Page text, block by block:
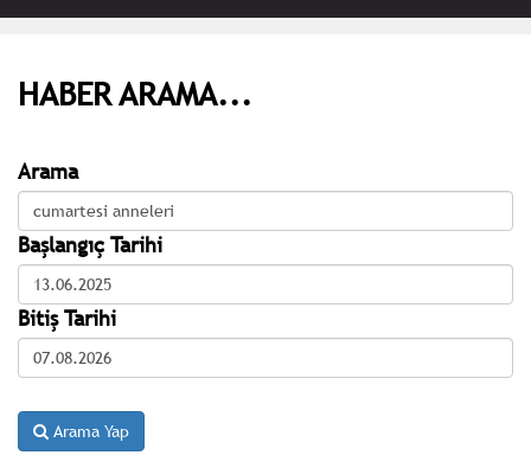
HABER ARAMA...
Arama
Başlangıç Tarihi
Bitiş Tarihi
Arama Yap